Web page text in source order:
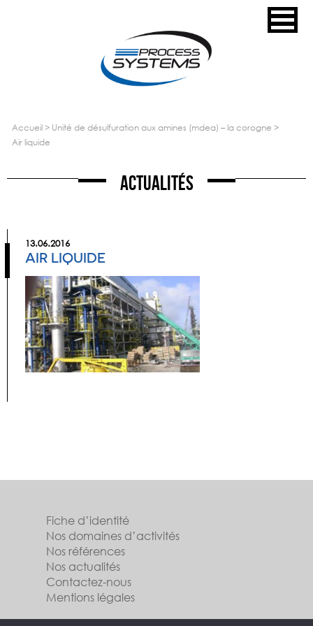
accueil> unité de désulfuration aux amines (mdea) – la corogne >
air liquide
Actualités
13.06.2016
AIR LIQUIDE
Fiche d’identité
Nos domaines d’activités
Nos références
Nos actualités
Contactez-nous
Mentions légales